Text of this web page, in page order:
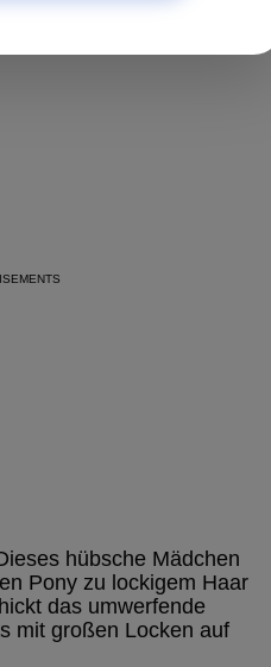
hübsche Mädchen
Pony zu lockigem Haar
das umwerfende
mit großen Locken auf